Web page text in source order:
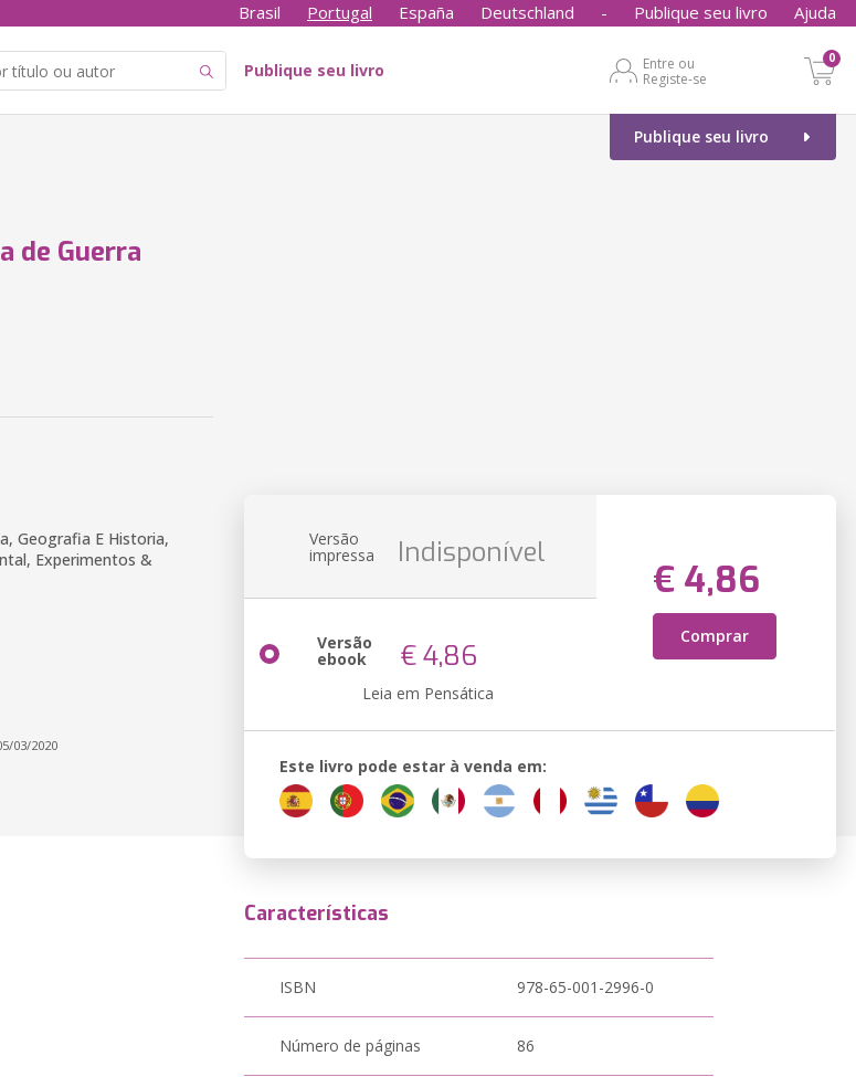
Brasil Portugal España Deutschland - Publique seu livro Ajuda
Publique seu livro
Entre ou
Registe-se
0
Publique seu livro
de Guerra
Geografia E Historia,
Experimentos &
03/2020
Versão
impressa Indisponível
€ 4,86
Comprar
Versão
ebook € 4,86
Leia em Pensática
Este livro pode estar à venda em:
Características
ISBN 978-65-001-2996-0
Número de páginas 86